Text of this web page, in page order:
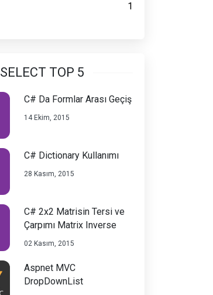
1
SELECT TOP 5
C# Da Formlar Arası Geçiş
14 Ekim, 2015
C# Dictionary Kullanımı
28 Kasım, 2015
C# 2x2 Matrisin Tersi ve
Çarpımı Matrix Inverse
02 Kasım, 2015
Aspnet MVC
DropDownList